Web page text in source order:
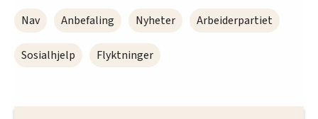
Nav Anbefaling Nyheter Arbeiderpartiet
Sosialhjelp Flyktninger